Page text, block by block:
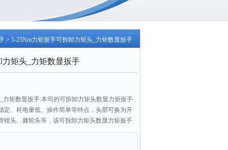
> 5-25Nm力矩扳手可拆卸力矩头_力矩数显扳手
力矩头_力矩数显扳手
力矩数显扳手:本司的可拆卸力矩头数显力矩扳手
定、耗电量低、操作简单等特点，头部可换为开
钳头、棘轮头等，该可拆卸力矩头数显力矩扳手
制造等行业的螺栓紧固检测及控制。